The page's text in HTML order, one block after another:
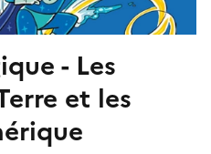
- Les
et les